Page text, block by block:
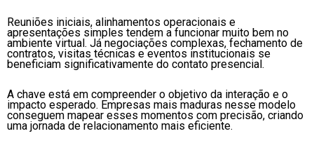
Reuniões iniciais, alinhamentos operacionais e
apresentações simples tendem a funcionar muito bem no
ambiente virtual. Já negociações complexas, fechamento de
contratos, visitas técnicas e eventos institucionais se
beneficiam significativamente do contato presencial.
A chave está em compreender o objetivo da interação e o
impacto esperado. Empresas mais maduras nesse modelo
conseguem mapear esses momentos com precisão, criando
uma jornada de relacionamento mais eficiente.